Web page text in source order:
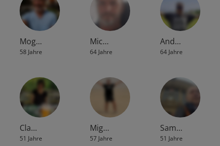
Mog…
58 Jahre
Mic…
64 Jahre
And…
64 Jahre
Cla…
51 Jahre
Mig…
57 Jahre
Sam…
51 Jahre